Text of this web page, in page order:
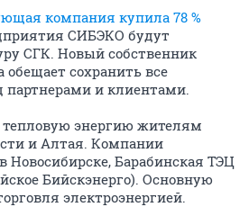
компания купила 78 %
СИБЭКО будут
СГК. Новый собственник
обещает сохранить все
партнерами и клиентами.
энергию жителям
и Алтая. Компании
Новосибирске, Барабинская ТЭЦ
Бийскэнерго). Основную
электроэнергией.